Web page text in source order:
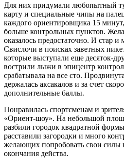
Для них придумали любопытный
карту и специальные чипы на
каждого ориентировщика 15
больше контрольных пунктов.
оказалось предостаточно. И стар и
Свислочи в поисках заветных
которые выступали еще десяток-
вострили лыжи в эпицентр
срабатывала на все сто.
держалась аксакалов и за счет
дополнительные баллы.
Понравилась спортсменам и
«Ориент-шоу». На небольшой
разбили городок квадратной
расставили загородки и много
желающих попробовать свои силы
окончания действа.